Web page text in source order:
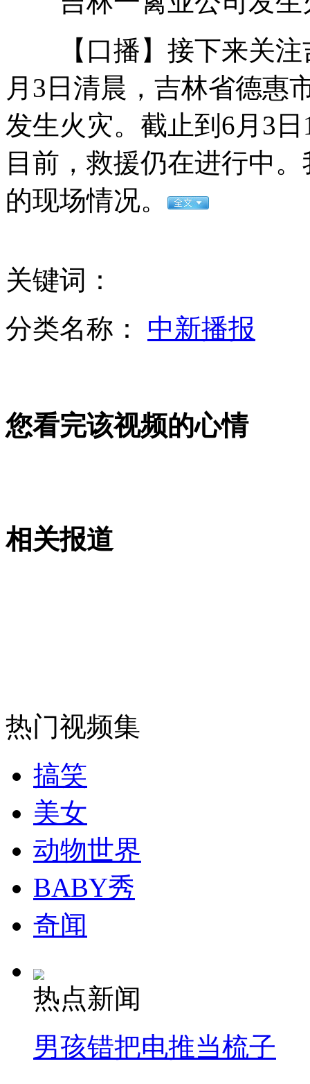
9·11纪念广场向游客收服务费 5-10美元不等
潍县战役八千烈士纪念柱遭乱刻乱画
货轮海上起火紧急靠岸多部门应急抢险
英报暗访揭秘上院权钱交易
实拍前所未见的水管彩虹舞
外交部：反对强权政治霸凌主义
消防员救轻生者
纽约上演“枕头大战”
司机酒驾遇交警 急速倒车逃窜
【口播】接下来关注
月3日清晨，吉林省德惠
发生火灾。截止到6月3
目前，救援仍在进行中
的现场情况。
关键词：
分类名称： 中新播报
您看完该视频的心情
相关报道
热门视频集
搞笑
美女
动物世界
BABY秀
奇闻
热点新闻
男孩错把电推当梳子